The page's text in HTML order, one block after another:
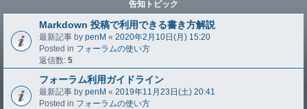
告知トピック
Markdown 投稿で利用できる書き方解説
最新記事 by penM « 2020年2月10日(月) 15:20
Posted in フォーラムの使い方
返信数: 5
フォーラム利用ガイドライン
最新記事 by penM « 2019年11月23日(土) 20:41
Posted in フォーラムの使い方